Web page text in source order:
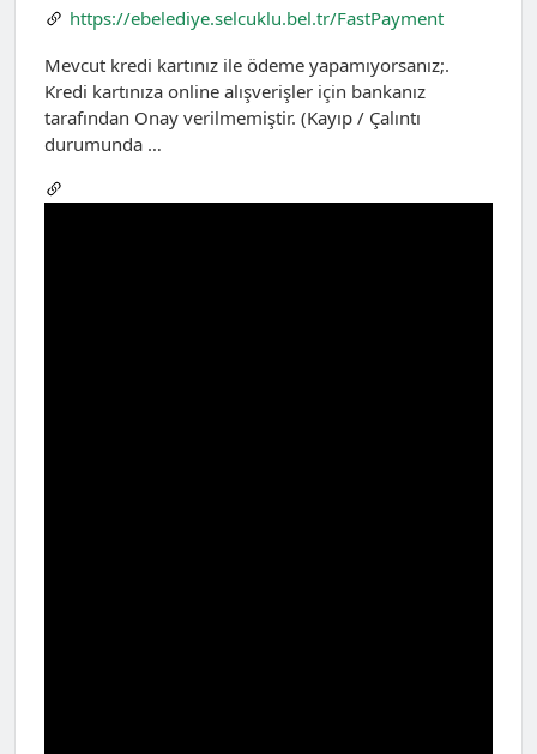
https://ebelediye.selcuklu.bel.tr/FastPayment
Mevcut kredi kartınız ile ödeme yapamıyorsanız;.
Kredi kartınıza online alışverişler için bankanız
tarafından Onay verilmemiştir. (Kayıp / Çalıntı
durumunda …